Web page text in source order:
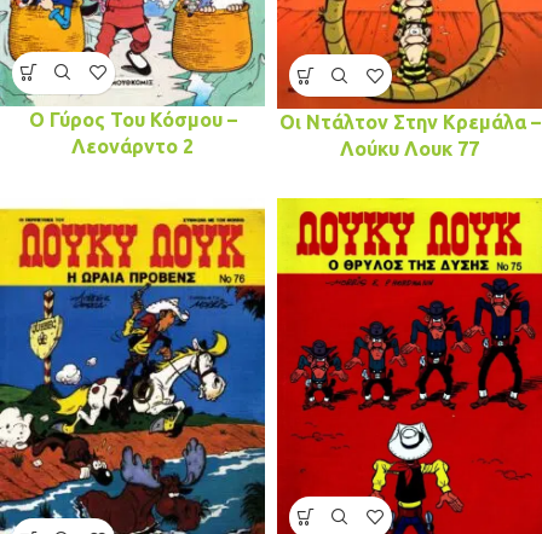
Ο Γύρος Του Κόσμου –
Λεονάρντο 2
Οι Ντάλτον Στην Κρεμάλα –
Λούκυ Λουκ 77